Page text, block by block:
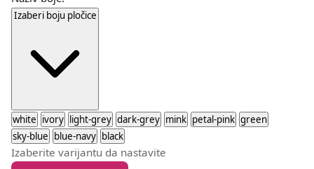
Izaberi boju pločice
white ivory light-grey dark-grey mink petal-pink green
sky-blue blue-navy black
Izaberite varijantu da nastavite